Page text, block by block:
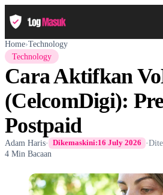
Home›Technology
Technology
Cara Aktifkan
(CelcomDigi):
Postpaid
Adam Haris· Dikemaskini:16 July 2026 ·
4 Min Bacaan